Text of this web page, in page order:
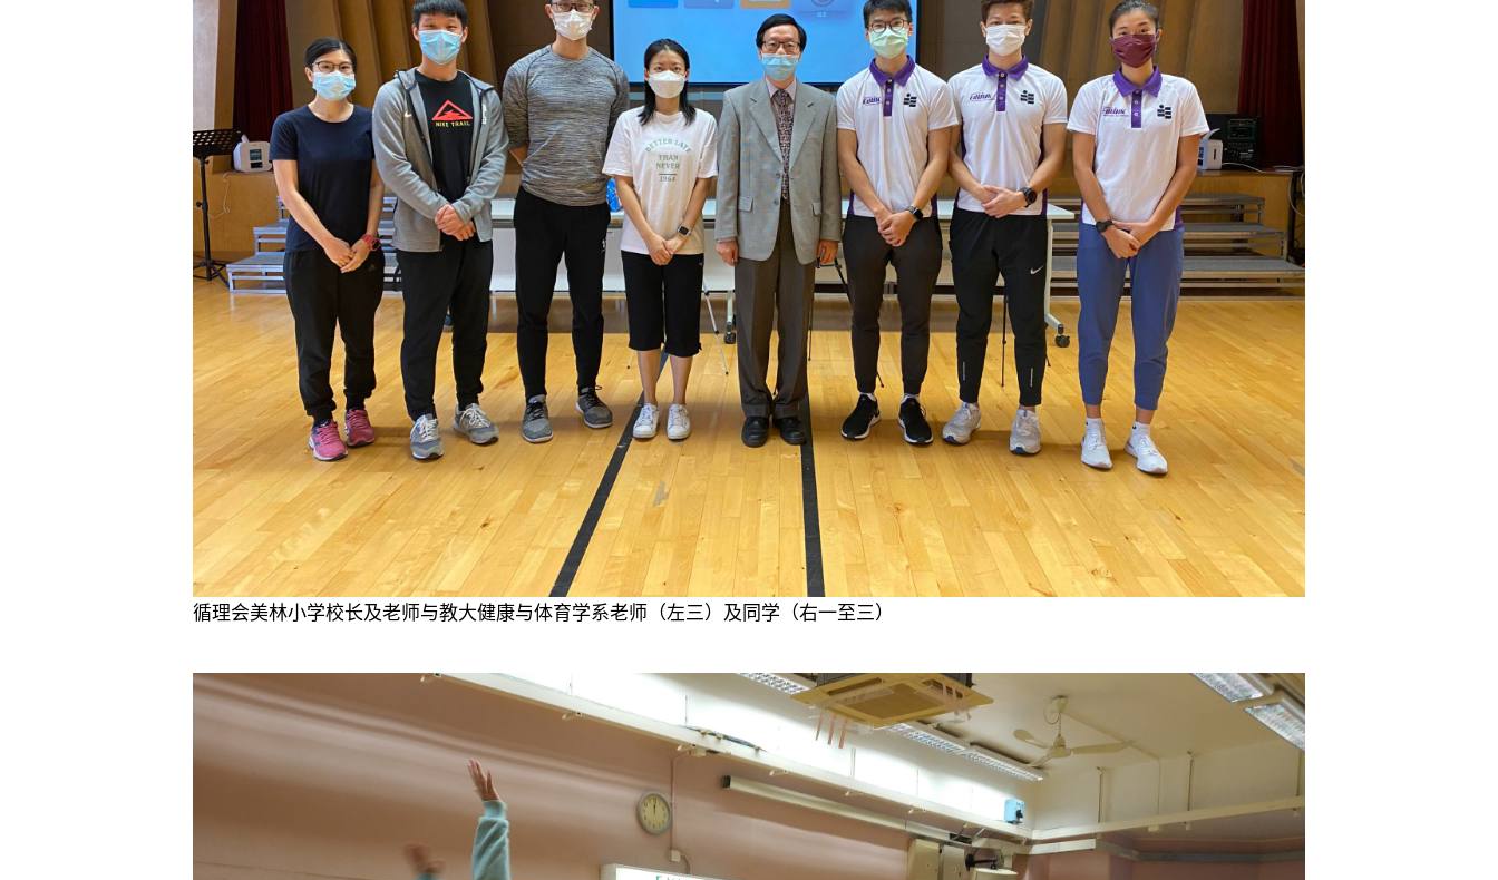
循理会美林小学校长及老师与教大健康与体育学系老师（左三）及同学（右一至三）